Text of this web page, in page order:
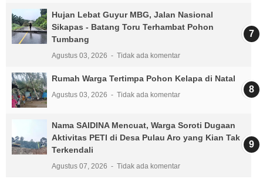
Hujan Lebat Guyur MBG, Jalan Nasional
Sikapas - Batang Toru Terhambat Pohon
Tumbang
Agustus 03, 2026 Tidak ada komentar
Rumah Warga Tertimpa Pohon Kelapa di Natal
Agustus 03, 2026 Tidak ada komentar
Nama SAIDINA Mencuat, Warga Soroti Dugaan
Aktivitas PETI di Desa Pulau Aro yang Kian Tak
Terkendali
Agustus 07, 2026 Tidak ada komentar